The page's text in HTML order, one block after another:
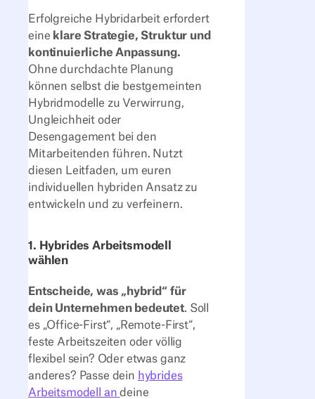
Erfolgreiche Hybridarbeit erfordert
eine klare Strategie, Struktur und
kontinuierliche Anpassung.
Ohne durchdachte Planung
können selbst die bestgemeinten
Hybridmodelle zu Verwirrung,
Ungleichheit oder
Desengagement bei den
Mitarbeitenden führen. Nutzt
diesen Leitfaden, um euren
individuellen hybriden Ansatz zu
entwickeln und zu verfeinern.
1. Hybrides Arbeitsmodell
wählen
Entscheide, was „hybrid“ für
dein Unternehmen bedeutet. Soll
es „Office-First“, „Remote-First“,
feste Arbeitszeiten oder völlig
flexibel sein? Oder etwas ganz
anderes? Passe dein hybrides
Arbeitsmodell andeine